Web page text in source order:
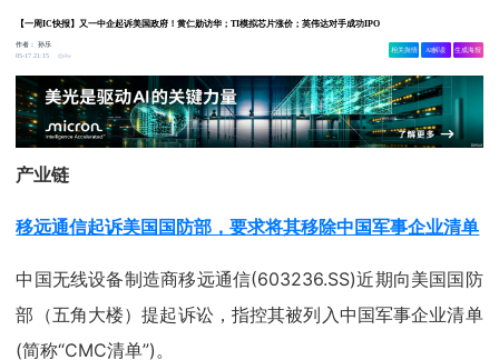
【一周IC快报】又一中企起诉美国政府！黄仁勋访华；TI模拟芯片涨价；英伟达对手成功IPO
作者：孙乐
05-17 21:15
4w
相关舆情 AI解读 生成海报
产业链
移远通信起诉美国国防部，要求将其移除中国军事企业清单
中国无线设备制造商移远通信(603236.SS)近期向美国国防
部（五角大楼）提起诉讼，指控其被列入中国军事企业清单
(简称“CMC清单”)。